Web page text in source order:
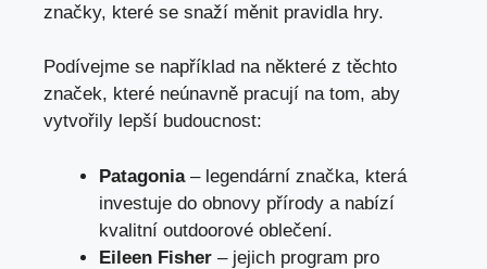
značky, které se snaží měnit pravidla hry.
Podívejme se například na některé z těchto
značek, které neúnavně pracují na tom, aby
vytvořily lepší budoucnost:
Patagonia– legendární značka, která
investuje do obnovy přírody a nabízí
kvalitní outdoorové oblečení.
Eileen Fisher – jejich program pro